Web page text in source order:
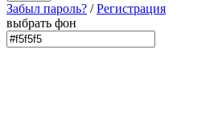
Забыл пароль? /Регистрация
выбрать фон